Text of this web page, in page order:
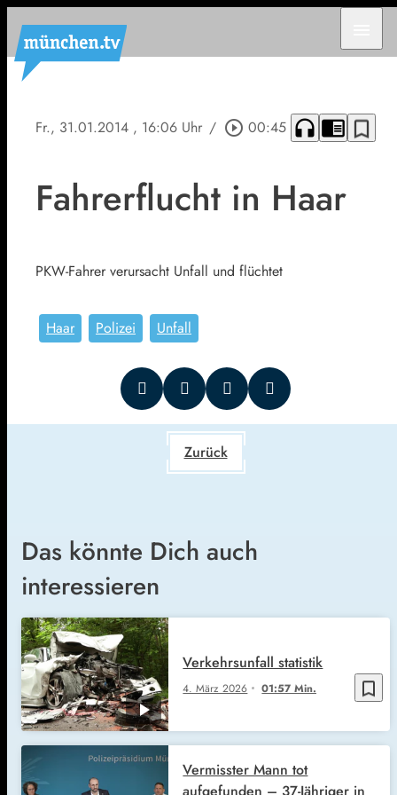
Fr., 31.01.2014 , 16:06 Uhr / play_circle_outline 00:45 headphones chrome_reader_mode bookmark_border
Fahrerflucht in Haar
PKW-Fahrer verursacht Unfall und flüchtet
Haar Polizei Unfall
Zurück
Das könnte Dich auch
interessieren
bookmark_border
4. März 2026 01:57 Min.
Verkehrsunfall statistik
Vermisster Mann tot
aufgefunden – 37-Jähriger in